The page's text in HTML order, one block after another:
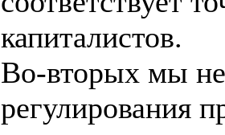
капиталистов.
Во-вторых мы
регулирования